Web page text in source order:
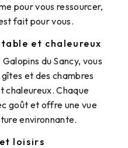
pour vous ressourcer,
fait pour vous.
et chaleureux
du Sancy, vous
et des chambres
Chaque
goût et offre une vue
environnante.
loisirs